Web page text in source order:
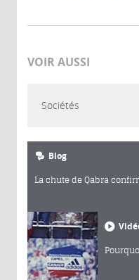
VOIR AUSSI
Sociétés
Blog
La chute de Qabra